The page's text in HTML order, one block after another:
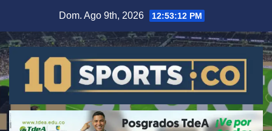
Dom. Ago 9th, 2026 12:53:13 PM